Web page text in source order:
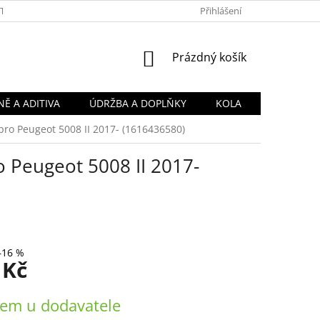
PODMÍNKY OCHRANY OSOBNÍCH
Přihlášení
NÁKUPNÍ
Prázdný košík
A ADITIVA ÚDRŽBA A DOPLŇKY
KOLA
Peugeot 5008 II 2017- (1616436580)
5008 II 2017-
%
u dodavatele